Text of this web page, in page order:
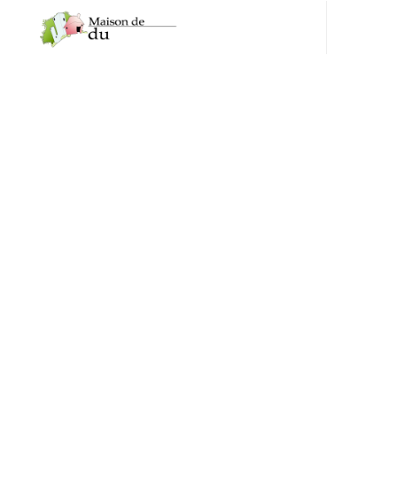
Maison de Santé du Neuhof, 2a rue de Brantôme 67100